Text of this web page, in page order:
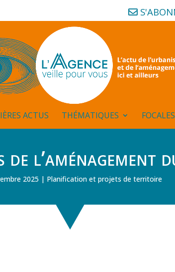
ACTUS THÉMATIQUES FOCALES
de
2025 Planification et projets de territoire